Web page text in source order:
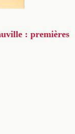
: premières